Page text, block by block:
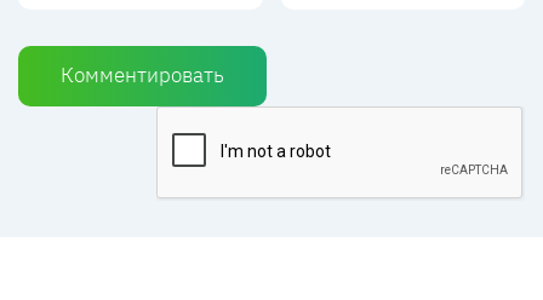
Комментировать